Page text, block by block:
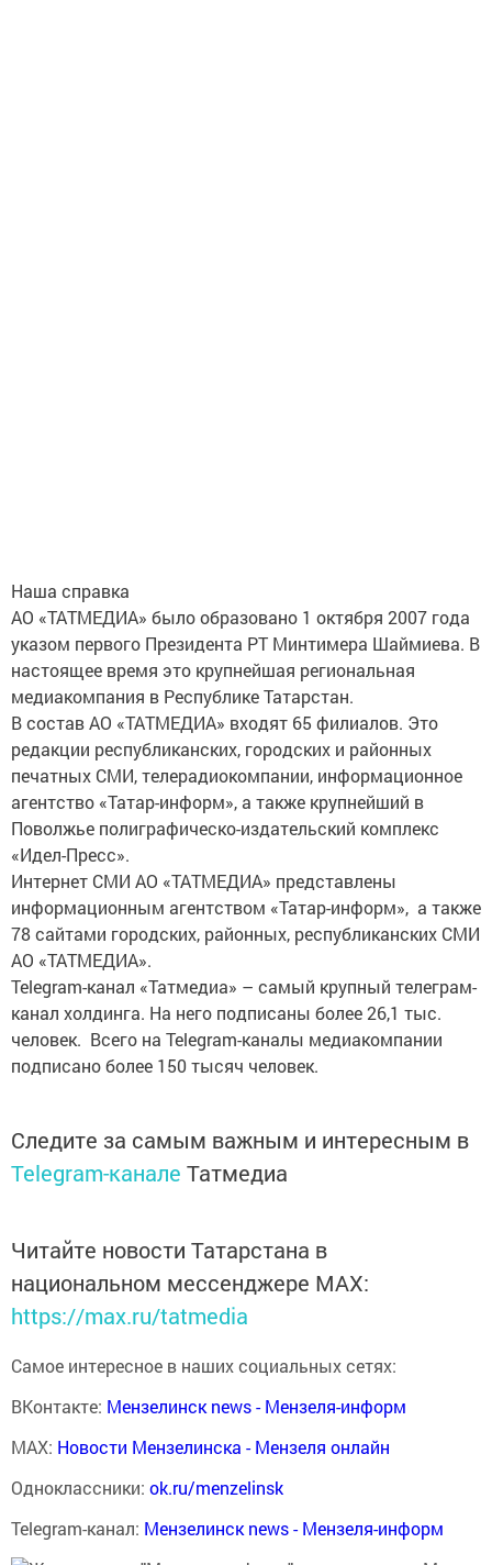
Наша справка
АО «ТАТМЕДИА» было образовано 1 октября 2007 года
указом первого Президента РТ Минтимера Шаймиева. В
настоящее время это крупнейшая региональная
медиакомпания в Республике Татарстан.
В состав АО «ТАТМЕДИА» входят 65 филиалов. Это
редакции республиканских, городских и районных
печатных СМИ, телерадиокомпании, информационное
агентство «Татар-информ», а также крупнейший в
Поволжье полиграфическо-издательский комплекс
«Идел-Пресс».
Интернет СМИ АО «ТАТМЕДИА» представлены
информационным агентством «Татар-информ», а также
78 сайтами городских, районных, республиканских СМИ
АО «ТАТМЕДИА».
Telegram-канал «Татмедиа» – самый крупный телеграм-
канал холдинга. На него подписаны более 26,1 тыс.
человек. Всего на Telegram-каналы медиакомпании
подписано более 150 тысяч человек.
Следите за самым важным и интересным в
Telegram-канале Татмедиа
Читайте новости Татарстана в
национальном мессенджере MАХ:
https://max.ru/tatmedia
Самое интересное в наших социальных сетях:
ВКонтакте: Мензелинск news - Мензеля-информ
MAX: Новости Мензелинска - Мензеля онлайн
Одноклассники: ok.ru/menzelinsk
Telegram-канал: Мензелинск news - Мензеля-информ